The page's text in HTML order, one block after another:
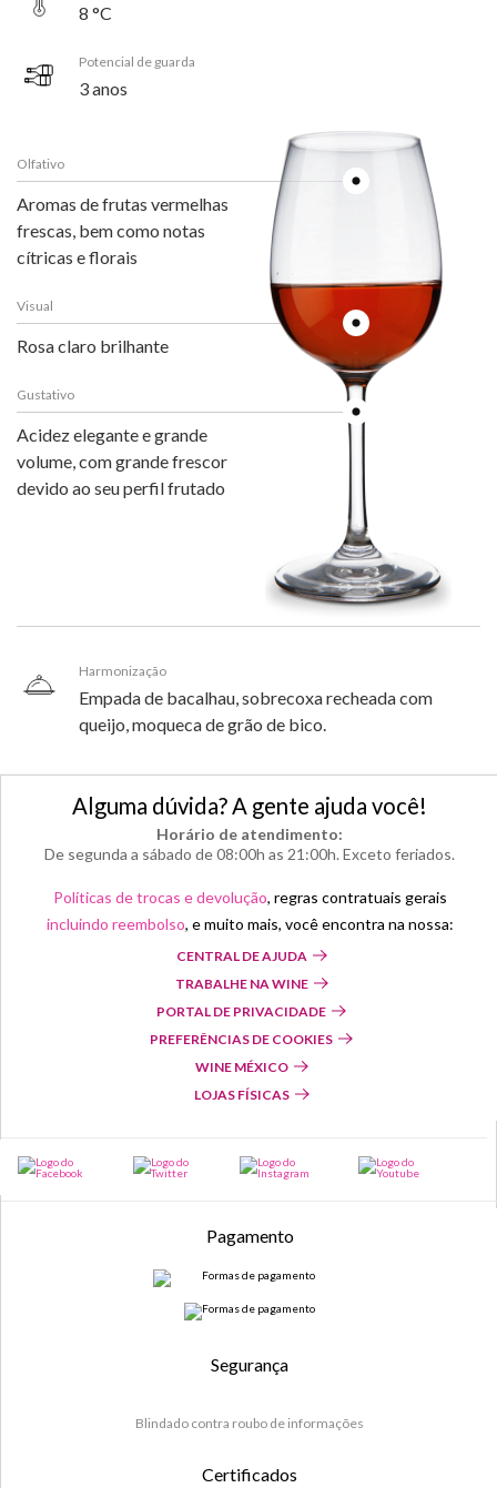
8 °C
Potencial de guarda
3 anos
Olfativo
Aromas de frutas vermelhas
frescas, bem como notas
cítricas e florais
Visual
Rosa claro brilhante
Gustativo
Acidez elegante e grande
volume, com grande frescor
devido ao seu perfil frutado
Harmonização
Empada de bacalhau, sobrecoxa recheada com
queijo, moqueca de grão de bico.
Alguma dúvida? A gente ajuda você!
Horário de atendimento:
De segunda a sábado de 08:00h as 21:00h. Exceto feriados.
Políticas de trocas e devolução, regras contratuais gerais
incluindo reembolso, e muito mais, você encontra na nossa:
CENTRAL DE AJUDA
TRABALHE NA WINE
PORTAL DE PRIVACIDADE
PREFERÊNCIAS DE COOKIES
WINE MÉXICO
LOJAS FÍSICAS
Pagamento
Segurança
Blindado contra roubo de informações
Certificados